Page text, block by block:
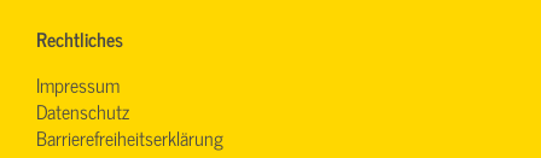
Rechtliches
Impressum
Datenschutz
Barrierefreiheitserklärung